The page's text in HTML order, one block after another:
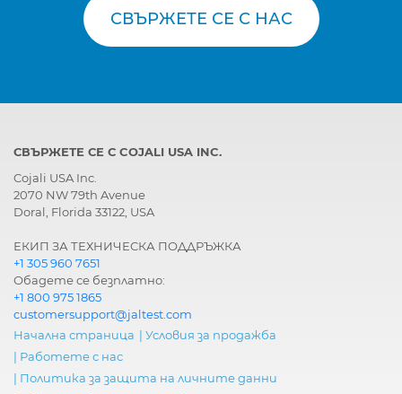
СВЪРЖЕТЕ СЕ С НАС
СВЪРЖЕТЕ СЕ С COJALI USA INC.
Cojali USA Inc.
2070 NW 79th Avenue
Doral, Florida 33122, USA
ЕКИП ЗА ТЕХНИЧЕСКА ПОДДРЪЖКА
+1 305 960 7651
Обадете се безплатно:
+1 800 975 1865
customersupport@jaltest.com
Начална страница | Условия за продажба
| Работете с нас
| Политика за защита на личните данни